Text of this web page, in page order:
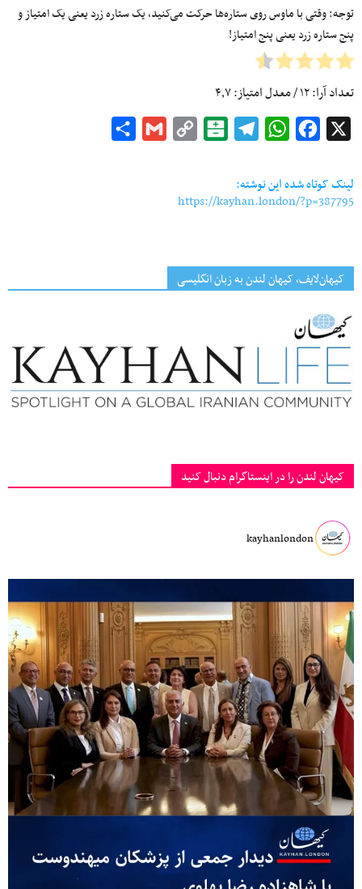
توجه: وقتی با ماوس روی ستاره‌ها حرکت می‌کنید، یک ستاره زرد یعنی یک امتیاز و
پنج ستاره زرد یعنی پنج امتیاز!
تعداد آرا:۱۲/ معدل امتیاز:۴٫۷
Facebook
WhatsApp
Telegram
Balatarin
Copy
Gmail
لینک کوتاه شده این نوشته:
https://kayhan.london/?p=387795
کیهان‌لایف، کیهان لندن به زبان انگلیسی
کیهان لندن را در اینستاگرام دنبال کنید
kayhanlondon